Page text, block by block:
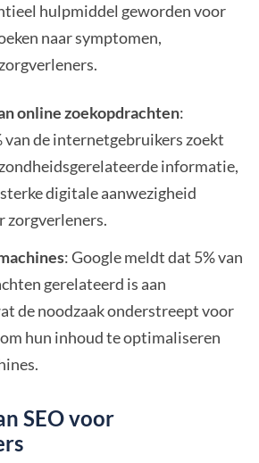
hulpmiddel geworden voor
naar symptomen,
online zoekopdrachten:
van de internetgebruikers zoekt
informatie,
digitale aanwezigheid
zorgverleners.
: Google meldt dat 5% van
gerelateerd is aan
de noodzaak onderstreept voor
hun inhoud te optimaliseren
SEO voor